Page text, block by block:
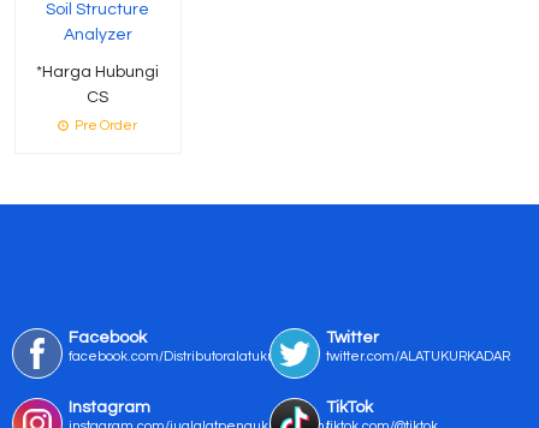
Soil Structure
Analyzer
*Harga Hubungi
CS
Pre Order
Facebook
facebook.com/Distributoralatukur
Twitter
twitter.com/ALATUKURKADAR
Instagram TikTok